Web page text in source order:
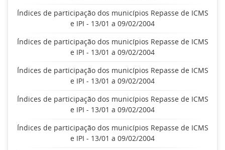
Índices de participação dos municípios Repasse de ICMS
e IPI - 13/01 a 09/02/2004
Índices de participação dos municípios Repasse de ICMS
e IPI - 13/01 a 09/02/2004
Índices de participação dos municípios Repasse de ICMS
e IPI - 13/01 a 09/02/2004
Índices de participação dos municípios Repasse de ICMS
e IPI - 13/01 a 09/02/2004
Índices de participação dos municípios Repasse de ICMS
e IPI - 13/01 a 09/02/2004